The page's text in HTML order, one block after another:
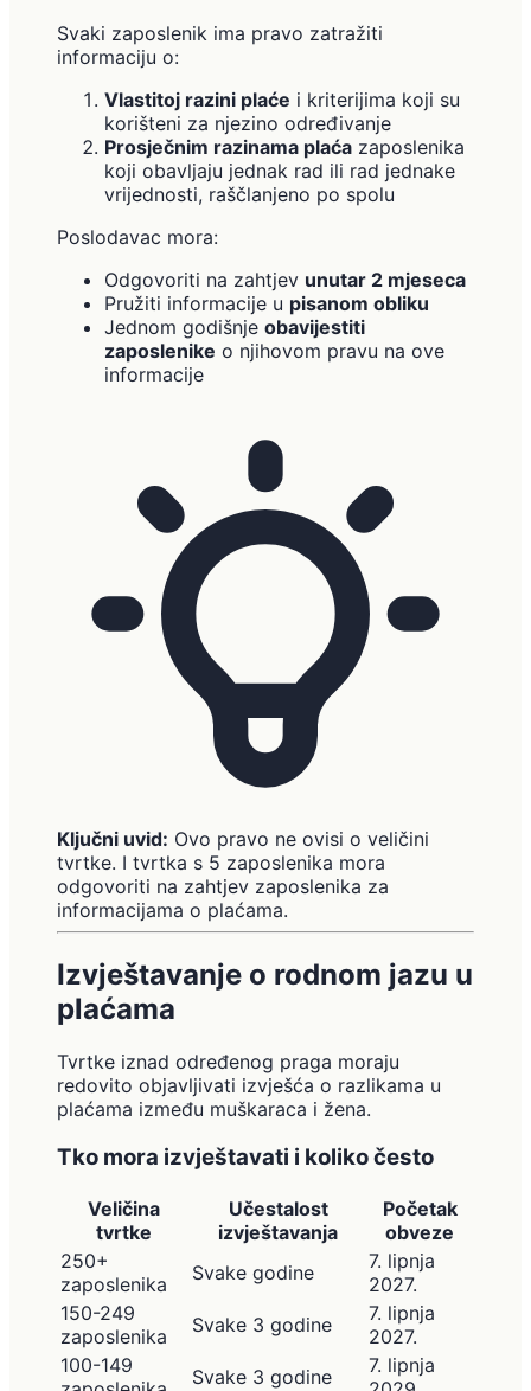
Svaki zaposlenik ima pravo zatražiti
informaciju o:
Vlastitoj razini plaće i kriterijima koji su
korišteni za njezino određivanje
Prosječnim razinama plaća zaposlenika
koji obavljaju jednak rad ili rad jednake
vrijednosti, raščlanjeno po spolu
Poslodavac mora:
Odgovoriti na zahtjev unutar 2 mjeseca
Pružiti informacije u pisanom obliku
Jednom godišnje obavijestiti
zaposlenike o njihovom pravu na ove
informacije
Ključni uvid: Ovo pravo ne ovisi o veličini
tvrtke. I tvrtka s 5 zaposlenika mora
odgovoriti na zahtjev zaposlenika za
informacijama o plaćama.
Izvještavanje o rodnom jazu u
plaćama
Tvrtke iznad određenog praga moraju
redovito objavljivati izvješća o razlikama u
plaćama između muškaraca i žena.
Tko mora izvještavati i koliko često
Veličina
tvrtke
Učestalost
izvještavanja
Početak
obveze
250+
zaposlenika
Svake godine
7. lipnja
2027.
150-249
zaposlenika
Svake 3 godine
7. lipnja
2027.
100-149
Svake 3 godine
7. lipnja